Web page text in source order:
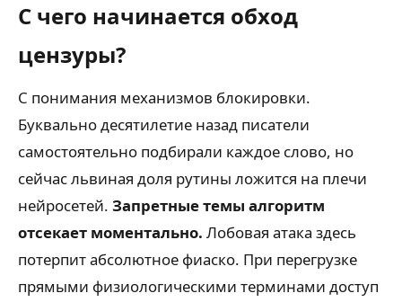
С чего начинается обход
цензуры?
С понимания механизмов блокировки.
Буквально десятилетие назад писатели
самостоятельно подбирали каждое слово, но
сейчас львиная доля рутины ложится на плечи
нейросетей. Запретные темы алгоритм
отсекает моментально. Лобовая атака здесь
потерпит абсолютное фиаско. При перегрузке
прямыми физиологическими терминами доступ